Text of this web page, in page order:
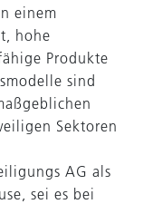
einem
hohe
Produkte
sind
Sektoren
AG als
sei es bei